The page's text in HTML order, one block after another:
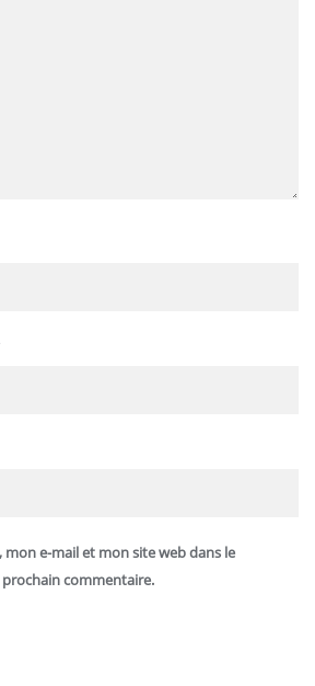
e-mail et mon site web dans le
commentaire.